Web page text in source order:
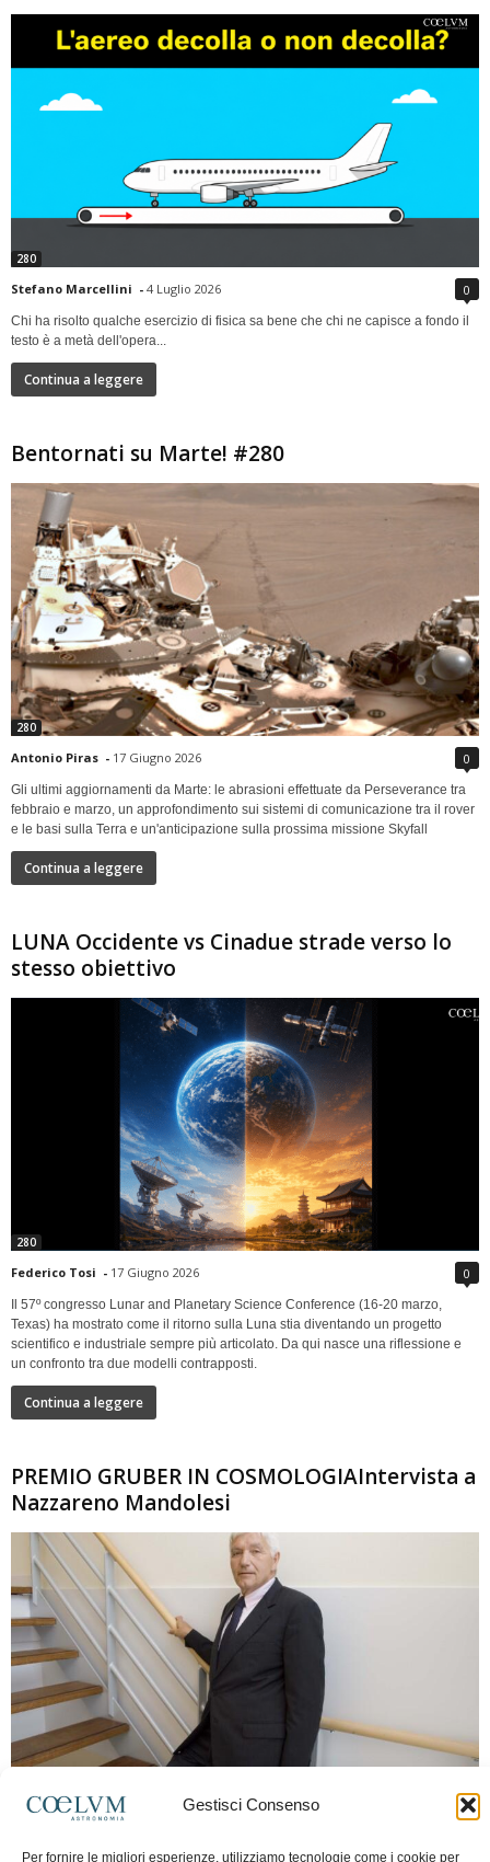
Gestisci Consenso
Per fornire le migliori esperienze, utilizziamo tecnologie come i cookie per
280
Stefano Marcellini - 4 Luglio 2026 0
Chi ha risolto qualche esercizio di fisica sa bene che chi ne capisce a fondo il
testo è a metà dell'opera...
Continua a leggere
Bentornati su Marte! #280
280
Antonio Piras - 17 Giugno 2026 0
Gli ultimi aggiornamenti da Marte: le abrasioni effettuate da Perseverance tra
febbraio e marzo, un approfondimento sui sistemi di comunicazione tra il rover
e le basi sulla Terra e un'anticipazione sulla prossima missione Skyfall
Continua a leggere
LUNA Occidente vs Cinadue strade verso lo
stesso obiettivo
280
Federico Tosi - 17 Giugno 2026 0
Il 57º congresso Lunar and Planetary Science Conference (16-20 marzo,
Texas) ha mostrato come il ritorno sulla Luna stia diventando un progetto
scientifico e industriale sempre più articolato. Da qui nasce una riflessione e
un confronto tra due modelli contrapposti.
Continua a leggere
PREMIO GRUBER IN COSMOLOGIAIntervista a
Nazzareno Mandolesi
Frida Paolella - 16 Giugno 2026 0
spaziale europea e della missione Planck. Il dialogo ripercorre i principali